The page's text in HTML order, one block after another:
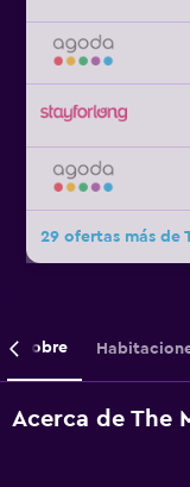
29 ofertas más de
Sobre
Acerca de The